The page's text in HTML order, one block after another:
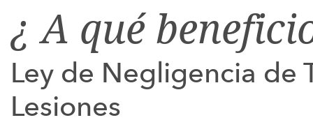
SOBRE NOSOTROS
CONTRATAR
PERSONALES
CÓMO
SI UN
ABOGADOS
JUSTINIAN C.
AMBER M.
¿CÓMO ESTABAS
HERIDO?
AGRAVIOS
LESIONES
RECURSOS LEGALES
HAIR
XELJANZ
¿ A qué
Ley de Negligencia de
Lesiones